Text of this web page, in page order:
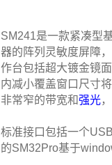
SM241是一款紧凑型
器的阵列灵敏度屏障
作台包括超大镀金镜
内减小覆盖窗口尺寸
非常窄的带宽和强光
标准接口包括一个
的SM32Pro基于